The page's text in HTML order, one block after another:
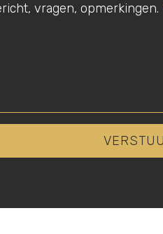
vragen, opmerkingen.